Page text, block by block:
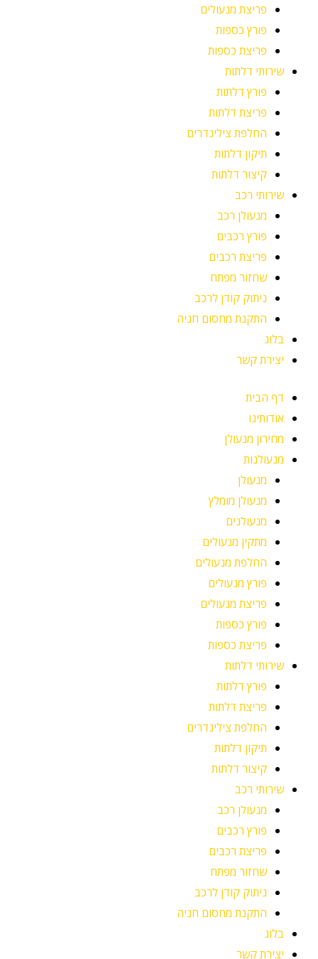
פריצת מנעולים
פורץ כספות
פריצת כספות
שירותי דלתות
פורץ דלתות
פריצת דלתות
החלפת צילינדרים
תיקון דלתות
קיצור דלתות
שירותי רכב
מנעולן רכב
פורץ רכבים
פריצת רכבים
שחזור מפתח
ניתוק קודן לרכב
התקנת מחסום חניה
בלוג
יצירת קשר
דף הבית
אודותינו
מחירון מנעולן
מנעולנות
מנעולן
מנעולן מומלץ
מנעולנים
מתקין מנעולים
החלפת מנעולים
פורץ מנעולים
פריצת מנעולים
פורץ כספות
פריצת כספות
שירותי דלתות
פורץ דלתות
פריצת דלתות
החלפת צילינדרים
תיקון דלתות
קיצור דלתות
שירותי רכב
מנעולן רכב
פורץ רכבים
פריצת רכבים
שחזור מפתח
ניתוק קודן לרכב
התקנת מחסום חניה
בלוג
יצירת קשר